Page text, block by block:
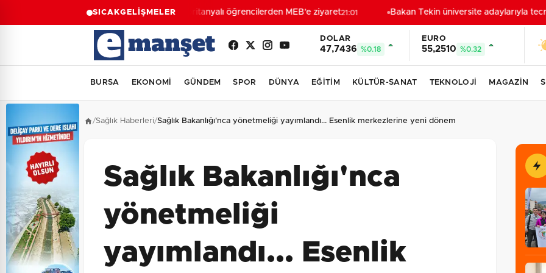
SICAKGELİŞMELERMoritanyalı öğrencilerden MEB'e ziyaret21:01 Bakan Tekin üniversite adaylarıyla
DOLAR
47,7436 %0.18
EURO
55,2510 %0.32
BURSA EKONOMİ GÜNDEM SPOR DÜNYA EĞİTİM KÜLTÜR-SANAT TEKNOLOJİ MAGAZİN
/Sağlık Haberleri/Sağlık Bakanlığı'nca yönetmeliği yayımlandı... Esenlik merkezlerine yeni dönem
Sağlık Bakanlığı'nca
yönetmeliği
yayımlandı... Esenlik